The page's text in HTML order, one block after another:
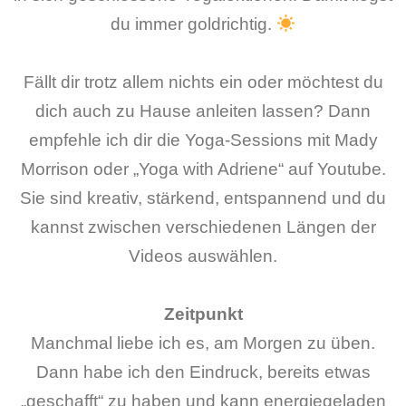
du immer goldrichtig.
Fällt dir trotz allem nichts ein oder möchtest du
dich auch zu Hause anleiten lassen? Dann
empfehle ich dir die Yoga-Sessions mit Mady
Morrison oder „Yoga with Adriene“ auf Youtube.
Sie sind kreativ, stärkend, entspannend und du
kannst zwischen verschiedenen Längen der
Videos auswählen.
Zeitpunkt
Manchmal liebe ich es, am Morgen zu üben.
Dann habe ich den Eindruck, bereits etwas
„geschafft“ zu haben und kann energiegeladen